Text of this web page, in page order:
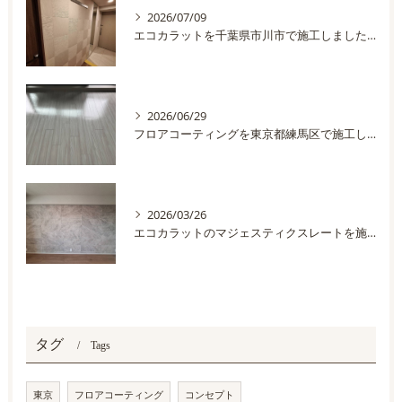
2026/07/09
エコカラットを千葉県市川市で施工しました。
2026/06/29
フロアコーティングを東京都練馬区で施工しました
2026/03/26
エコカラットのマジェスティクスレートを施工しました
タグ Tags
東京 フロアコーティング コンセプト